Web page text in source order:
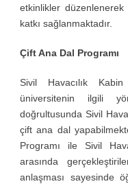
etkinlikler
katkı sağlanmaktadır.
Çift Ana Dal Programı
Sivil Havacılık
üniversitenin ilgili
doğrultusunda Sivil
çift ana dal
Programı ile Sivil
arasında
anlaşması sayesinde